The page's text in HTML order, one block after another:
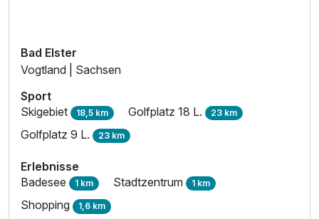
Bad Elster
Vogtland | Sachsen
Sport
Skigebiet 18,5 km Golfplatz 18 L. 23 km
Golfplatz 9 L. 23 km
Erlebnisse
Badesee 1 km Stadtzentrum 1 km
Shopping 1,6 km